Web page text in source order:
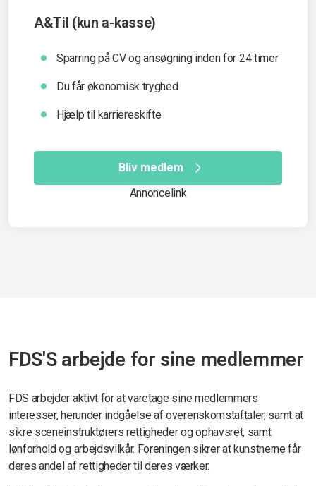
A&Til (kun a-kasse)
Sparring på CV og ansøgning inden for 24 timer
Du får økonomisk tryghed
Hjælp til karriereskifte
Bliv medlem
Annoncelink
FDS'S arbejde for sine medlemmer
FDS arbejder aktivt for at varetage sine medlemmers
interesser, herunder indgåelse af overenskomstaftaler, samt at
sikre sceneinstruktørers rettigheder og ophavsret, samt
lønforhold og arbejdsvilkår. Foreningen sikrer at kunstnerne får
deres andel af rettigheder til deres værker.